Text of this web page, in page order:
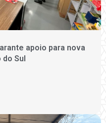
apoio para nova
do Sul